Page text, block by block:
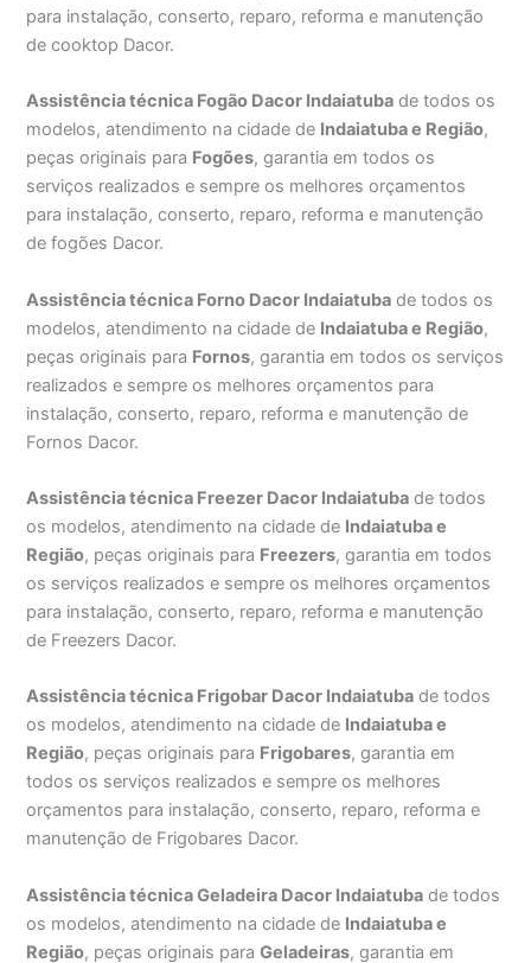
para instalação, conserto, reparo, reforma e manutenção
de cooktop Dacor.
Assistência técnica Fogão Dacor Indaiatuba de todos os
modelos, atendimento na cidade de Indaiatuba e Região,
peças originais para Fogões, garantia em todos os
serviços realizados e sempre os melhores orçamentos
para instalação, conserto, reparo, reforma e manutenção
de fogões Dacor.
Assistência técnica Forno Dacor Indaiatuba de todos os
modelos, atendimento na cidade de Indaiatuba e Região,
peças originais para Fornos, garantia em todos os serviços
realizados e sempre os melhores orçamentos para
instalação, conserto, reparo, reforma e manutenção de
Fornos Dacor.
Assistência técnica Freezer Dacor Indaiatuba de todos
os modelos, atendimento na cidade de Indaiatuba e
Região, peças originais para Freezers, garantia em todos
os serviços realizados e sempre os melhores orçamentos
para instalação, conserto, reparo, reforma e manutenção
de Freezers Dacor.
Assistência técnica Frigobar Dacor Indaiatuba de todos
os modelos, atendimento na cidade de Indaiatuba e
Região, peças originais para Frigobares, garantia em
todos os serviços realizados e sempre os melhores
orçamentos para instalação, conserto, reparo, reforma e
manutenção de Frigobares Dacor.
Assistência técnica Geladeira Dacor Indaiatuba de todos
os modelos, atendimento na cidade de Indaiatuba e
Região, peças originais paraGeladeiras, garantia em